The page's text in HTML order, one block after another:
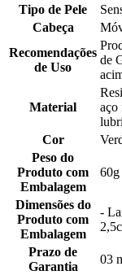
Tipo de Pele
Cabeça
Recomendações
de Uso
de
Material
aço
Cor
Peso do
Produto com
Embalagem
60g
Dimensões do
Produto com
Embalagem
-
Prazo de
Garantia
03